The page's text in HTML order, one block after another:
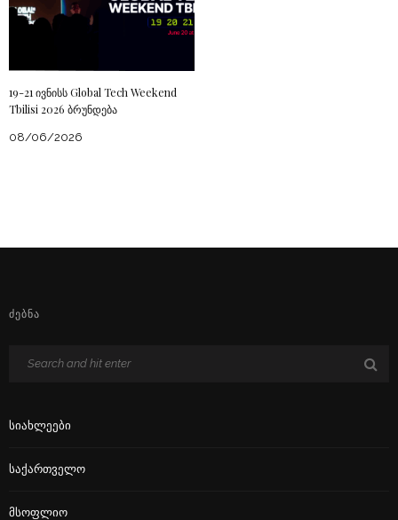
19-21 ივნისს Global Tech Weekend
Tbilisi 2026 ბრუნდება
08/06/2026
ᲫᲔᲑᲜᲐ
Სიახლეები
Საქართველო
Მსოფლიო